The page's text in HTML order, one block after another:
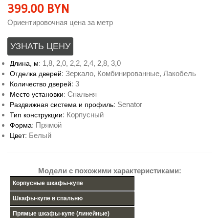
399.00 BYN
Ориентировочная цена за метр
УЗНАТЬ ЦЕНУ
Длина, м: 1,8, 2,0, 2,2, 2,4, 2,8, 3,0
Отделка дверей: Зеркало, Комбинированные, Лакобель
Количество дверей: 3
Место установки: Спальня
Раздвижная система и профиль: Senator
Тип конструкции: Корпусный
Форма: Прямой
Цвет: Белый
Модели с похожими характеристиками:
Корпусные шкафы-купе
Шкафы-купе в спальню
Прямые шкафы-купе (линейные)